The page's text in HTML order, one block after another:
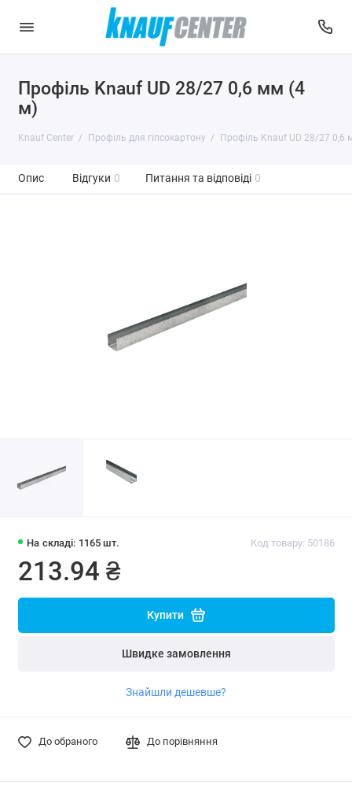
Профіль Knauf UD 28/27 0,6 мм (4
м)
Knauf Center Профіль для гіпсокартону Профіль Knauf UD 28/27 0,6
Опис Відгуки 0 Питання та відповіді 0
На складі: 1165 шт. Код товару: 50186
213.94 ₴
Купити
Швидке замовлення
Знайшли дешевше?
До обраного До порівняння